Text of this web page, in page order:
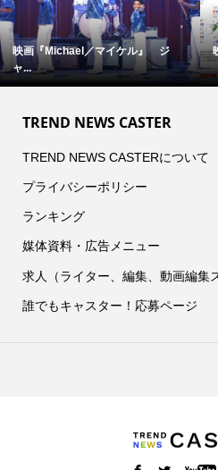
映画『Michael／マイケル』 ジ
ャ...
TREND NEWS CASTER
TREND NEWS CASTERについて
プライバシーポリシー
ランキング
媒体資料・広告メニュー
求人（ライター、編集、動画編集
誰でもキャスター！応募ページ